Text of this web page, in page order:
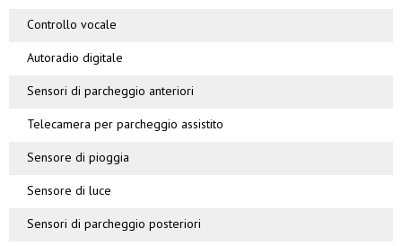
Controllo vocale
Autoradio digitale
Sensori di parcheggio anteriori
Telecamera per parcheggio assistito
Sensore di pioggia
Sensore di luce
Sensori di parcheggio posteriori